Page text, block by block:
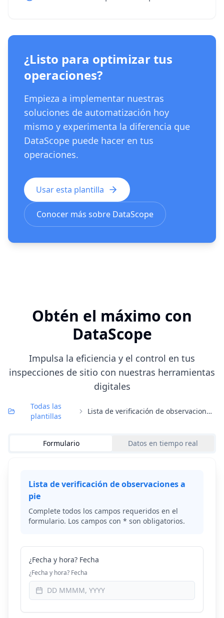
¿Listo para optimizar tus
operaciones?
Empieza a implementar nuestras
soluciones de automatización hoy
mismo y experimenta la diferencia que
DataScope puede hacer en tus
operaciones.
Usar esta plantilla
Conocer más sobre DataScope
Obtén el máximo con
DataScope
Impulsa la eficiencia y el control en tus
inspecciones de sitio con nuestras herramientas
digitales
Todas las
plantillas
Lista de verificación de observaciones a pie
Formulario Datos en tiempo real
Lista de verificación de observaciones a
pie
Complete todos los campos requeridos en el
formulario. Los campos con * son obligatorios.
¿Fecha y hora? Fecha
¿Fecha y hora? Fecha